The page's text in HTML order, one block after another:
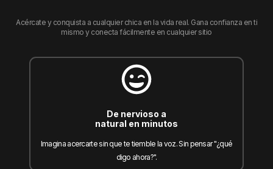
Acércate y conquista a cualquier chica en la vida real. Gana confianza en ti
mismo y conecta fácilmente en cualquier sitio
De nervioso a
natural en minutos
Imagina acercarte sin que te tiemble la voz. Sin pensar "¿qué
digo ahora?".